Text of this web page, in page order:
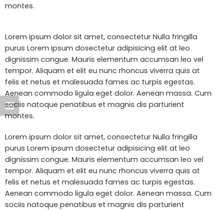
montes.
Lorem ipsum dolor sit amet, consectetur Nulla fringilla
purus Lorem ipsum dosectetur adipisicing elit at leo
dignissim congue. Mauris elementum accumsan leo vel
tempor. Aliquam et elit eu nunc rhoncus viverra quis at
felis et netus et malesuada fames ac turpis egestas.
Aenean commodo ligula eget dolor. Aenean massa. Cum
sociis natoque penatibus et magnis dis parturient
montes.
Lorem ipsum dolor sit amet, consectetur Nulla fringilla
purus Lorem ipsum dosectetur adipisicing elit at leo
dignissim congue. Mauris elementum accumsan leo vel
tempor. Aliquam et elit eu nunc rhoncus viverra quis at
felis et netus et malesuada fames ac turpis egestas.
Aenean commodo ligula eget dolor. Aenean massa. Cum
sociis natoque penatibus et magnis dis parturient